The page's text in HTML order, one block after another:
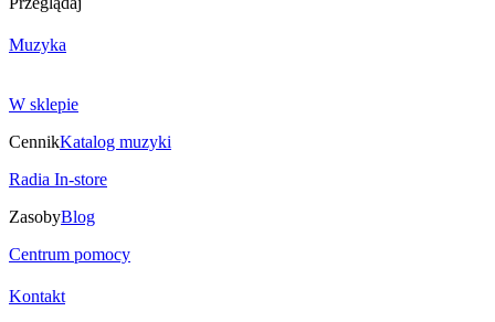
Muzyka
W sklepie
CennikKatalog muzyki
Radia In-store
ZasobyBlog
Centrum pomocy
Kontakt